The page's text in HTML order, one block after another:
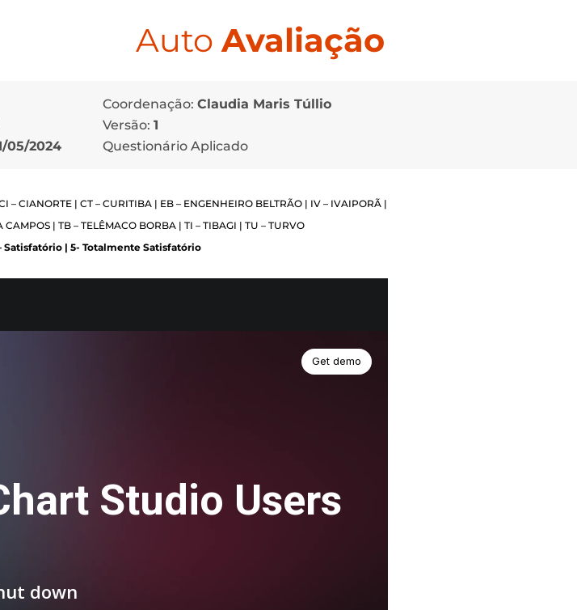
AutoAvaliação
05/2024
Coordenação: Claudia Maris Túllio
Versão: 1
Questionário Aplicado
CIANORTE | CT – CURITIBA | EB – ENGENHEIRO BELTRÃO | IV – IVAIPORÃ |
| TB – TELÊMACO BORBA | TI – TIBAGI | TU – TURVO
Satisfatório | 5- Totalmente Satisfatório